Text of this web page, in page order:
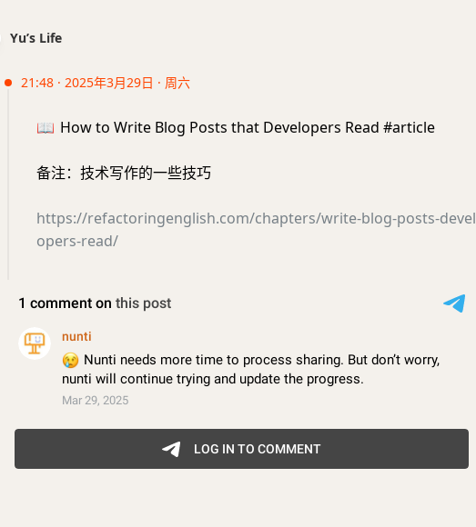
Yu’s Life
21:48 · 2025年3月29日 · 周六
📖 How to Write Blog Posts that Developers Read #article
备注：技术写作的一些技巧
https://refactoringenglish.com/chapters/write-blog-posts-devel
opers-read/